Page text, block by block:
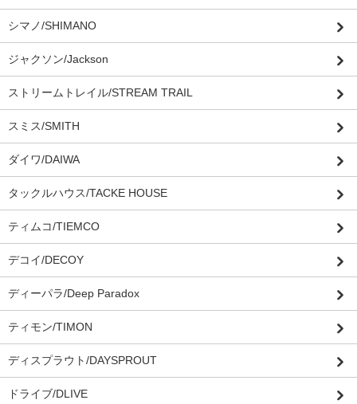
シマノ/SHIMANO
ジャクソン/Jackson
ストリームトレイル/STREAM TRAIL
スミス/SMITH
ダイワ/DAIWA
タックルハウス/TACKE HOUSE
ティムコ/TIEMCO
デコイ/DECOY
ディーパラ/Deep Paradox
ティモン/TIMON
ディスプラウト/DAYSPROUT
ドライブ/DLIVE